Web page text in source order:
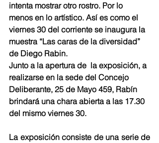
intenta mostrar otro rostro. Por lo
menos en lo artístico. Así es como el
viernes 30 del corriente se inaugura la
muestra “Las caras de la diversidad”
de Diego Rabin.
Junto a la apertura de  la exposición, a
realizarse en la sede del Concejo
Deliberante, 25 de Mayo 459, Rabín
brindará una chara abierta a las 17.30
del mismo viernes 30.
La exposición consiste de una serie de